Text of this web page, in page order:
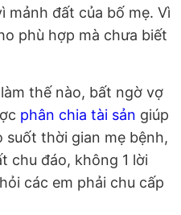
mảnh đất của bố mẹ. Vì
phù hợp mà chưa biết
thế nào, bất ngờ vợ
phân chia tài sản giúp
suốt thời gian mẹ bệnh,
chu đáo, không 1 lời
các em phải chu cấp